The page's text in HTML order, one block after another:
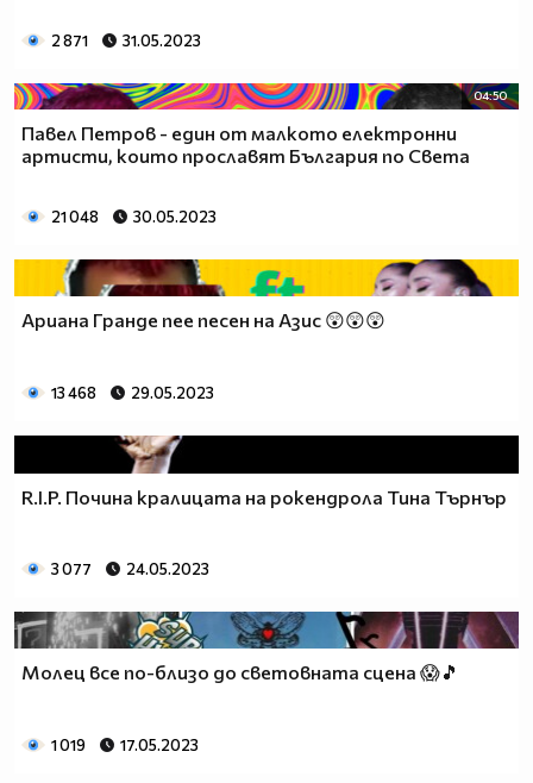
2 871 31.05.2023
04:50
Павел Петров - един от малкото електронни
артисти, които прославят България по Света
21 048 30.05.2023
Ариана Гранде пее песен на Азис 😲😲😲
13 468 29.05.2023
R.I.P. Почина кралицата на рокендрола Тина Търнър
3 077 24.05.2023
Молец все по-близо до световната сцена 😱🎵
1 019 17.05.2023